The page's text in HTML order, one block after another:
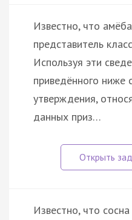
Известно, что
представитель
Используя эти
приведённого ниже
утверждения,
данных приз…
Известно, что